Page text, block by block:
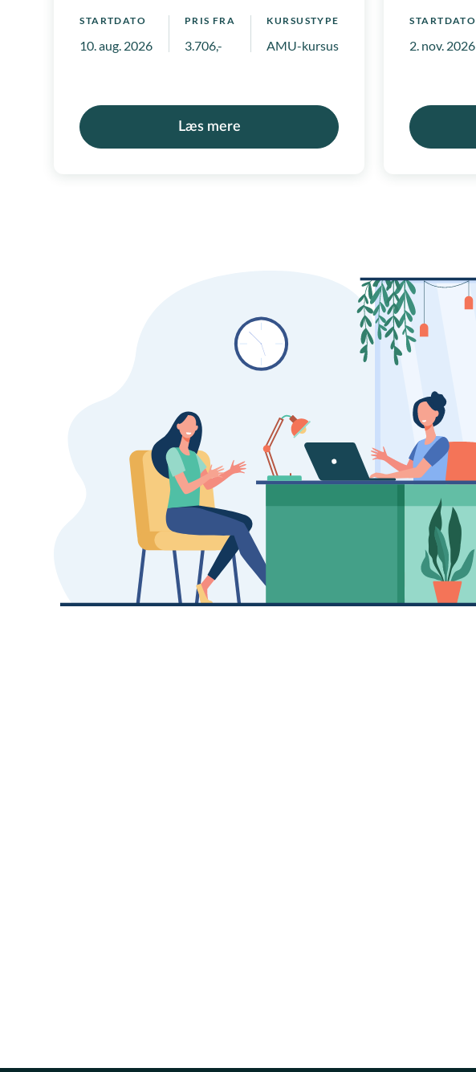
STARTDATO
10. aug. 2026
PRIS FRA
3.706,-
KURSUSTYPE
AMU-kursus, Kompetenceforløb
Læs mere
STARTDATO
2. nov. 2026